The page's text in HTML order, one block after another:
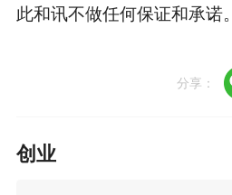
此和讯不做任何保证和承诺。
分享：
创业